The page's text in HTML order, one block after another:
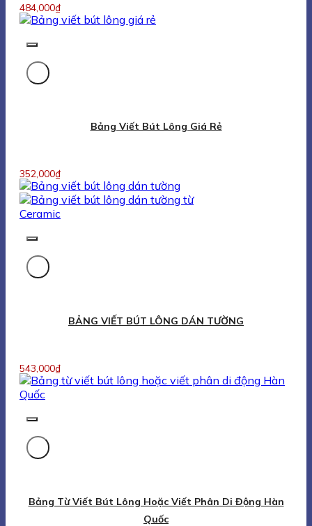
484,000₫
Bảng Viết Bút Lông Giá Rẻ
352,000₫
BẢNG VIẾT BÚT LÔNG DÁN TƯỜNG
543,000₫
Bảng Từ Viết Bút Lông Hoặc Viết Phân Di Động Hàn
Quốc